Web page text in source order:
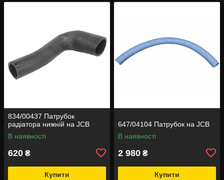
834/00437 Патрубок
радіатора нижній на JCB
В наявності
620 ₴
Купити
647/04104 Патрубок на JCB
В наявності
2 980 ₴
Купити